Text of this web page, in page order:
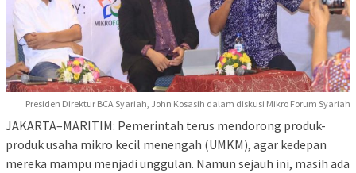
Presiden Direktur BCA Syariah, John Kosasih dalam diskusi Mikro Forum Syariah
JAKARTA–MARITIM: Pemerintah terus mendorong produk-
produk usaha mikro kecil menengah (UMKM), agar kedepan
mereka mampu menjadi unggulan. Namun sejauh ini, masih ada